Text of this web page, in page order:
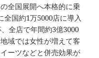
全国展開へ本格的に乗
全国約1万5000店に導入
全店で年間約3億3000
域では女性が増えて客
ーツなどと併売効果が